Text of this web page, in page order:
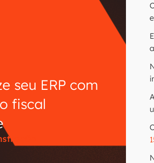
seu ERP com
fiscal